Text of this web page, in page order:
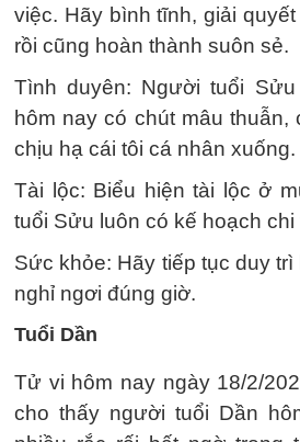
việc. Hãy bình tĩnh, giải
rồi cũng hoàn thành suôn sẻ.
Tình duyên: Người tuổi
hôm nay có chút mâu thuẫn,
chịu hạ cái tôi cá nhân xuống.
Tài lộc: Biểu hiện tài lộc ở
tuổi Sửu luôn có kế hoạch chi
Sức khỏe: Hãy tiếp tục duy
nghỉ ngơi đúng giờ.
Tuổi Dần
Tử vi hôm nay ngày 18/2/
cho thấy người tuổi Dần